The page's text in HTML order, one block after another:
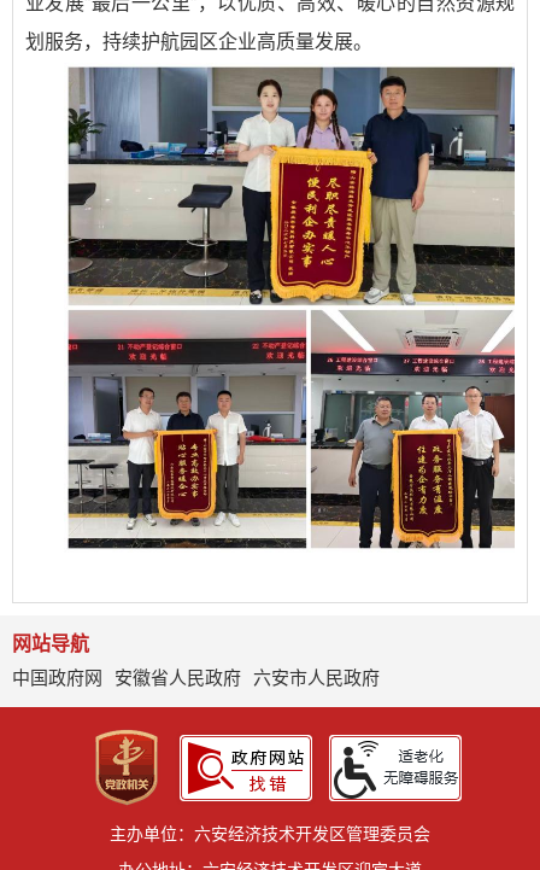
划服务，持续护航园区企业高质量发展。
网站导航
中国政府网
安徽省人民政府 六安市人民政府
主办单位：六安经济技术开发区管理委员会